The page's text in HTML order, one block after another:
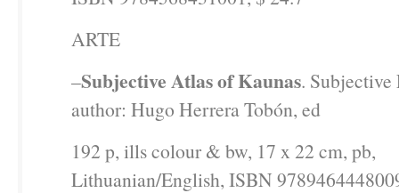
ARTE
–Subjective Atlas of Kaunas. Subjective
author: Hugo Herrera Tobón, ed
192 p, ills colour & bw, 17 x 22 cm, pb,
Lithuanian/English, ISBN